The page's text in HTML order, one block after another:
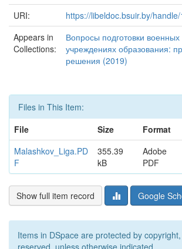
URI:
https://libeldoc.bsuir.by/
Appears in
Collections:
Вопросы подготовки
учреждениях образования:
решения (2019)
Files in This Item:
File
Size
Format
Malashkov_Liga.PD
F
355.39
kB
Adobe
PDF
Show full item record Google
Items in DSpace are protected by
reserved, unless otherwise indicated.